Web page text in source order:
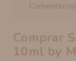
Comprar
10ml by